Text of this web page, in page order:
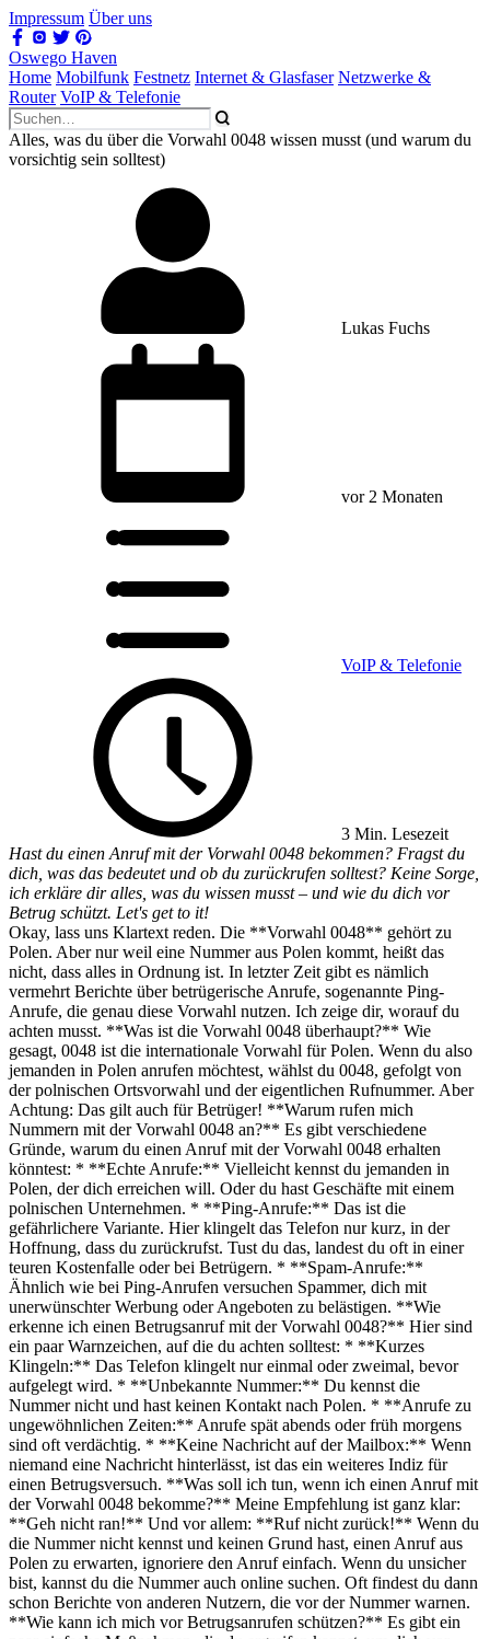
Impressum Über uns
Oswego Haven
Home Mobilfunk Festnetz Internet & Glasfaser Netzwerke &
Router VoIP & Telefonie
Alles, was du über die Vorwahl 0048 wissen musst (und warum du
vorsichtig sein solltest)
Lukas Fuchs
vor 2 Monaten
VoIP & Telefonie
3 Min. Lesezeit
Hast du einen Anruf mit der Vorwahl 0048 bekommen? Fragst du
dich, was das bedeutet und ob du zurückrufen solltest? Keine Sorge,
ich erkläre dir alles, was du wissen musst – und wie du dich vor
Betrug schützt. Let's get to it!
Okay, lass uns Klartext reden. Die **Vorwahl 0048** gehört zu
Polen. Aber nur weil eine Nummer aus Polen kommt, heißt das
nicht, dass alles in Ordnung ist. In letzter Zeit gibt es nämlich
vermehrt Berichte über betrügerische Anrufe, sogenannte Ping-
Anrufe, die genau diese Vorwahl nutzen. Ich zeige dir, worauf du
achten musst. **Was ist die Vorwahl 0048 überhaupt?** Wie
gesagt, 0048 ist die internationale Vorwahl für Polen. Wenn du also
jemanden in Polen anrufen möchtest, wählst du 0048, gefolgt von
der polnischen Ortsvorwahl und der eigentlichen Rufnummer. Aber
Achtung: Das gilt auch für Betrüger! **Warum rufen mich
Nummern mit der Vorwahl 0048 an?** Es gibt verschiedene
Gründe, warum du einen Anruf mit der Vorwahl 0048 erhalten
könntest: * **Echte Anrufe:** Vielleicht kennst du jemanden in
Polen, der dich erreichen will. Oder du hast Geschäfte mit einem
polnischen Unternehmen. * **Ping-Anrufe:** Das ist die
gefährlichere Variante. Hier klingelt das Telefon nur kurz, in der
Hoffnung, dass du zurückrufst. Tust du das, landest du oft in einer
teuren Kostenfalle oder bei Betrügern. * **Spam-Anrufe:**
Ähnlich wie bei Ping-Anrufen versuchen Spammer, dich mit
unerwünschter Werbung oder Angeboten zu belästigen. **Wie
erkenne ich einen Betrugsanruf mit der Vorwahl 0048?** Hier sind
ein paar Warnzeichen, auf die du achten solltest: * **Kurzes
Klingeln:** Das Telefon klingelt nur einmal oder zweimal, bevor
aufgelegt wird. * **Unbekannte Nummer:** Du kennst die
Nummer nicht und hast keinen Kontakt nach Polen. * **Anrufe zu
ungewöhnlichen Zeiten:** Anrufe spät abends oder früh morgens
sind oft verdächtig. * **Keine Nachricht auf der Mailbox:** Wenn
niemand eine Nachricht hinterlässt, ist das ein weiteres Indiz für
einen Betrugsversuch. **Was soll ich tun, wenn ich einen Anruf mit
der Vorwahl 0048 bekomme?** Meine Empfehlung ist ganz klar:
**Geh nicht ran!** Und vor allem: **Ruf nicht zurück!** Wenn du
die Nummer nicht kennst und keinen Grund hast, einen Anruf aus
Polen zu erwarten, ignoriere den Anruf einfach. Wenn du unsicher
bist, kannst du die Nummer auch online suchen. Oft findest du dann
schon Berichte von anderen Nutzern, die vor der Nummer warnen.
**Wie kann ich mich vor Betrugsanrufen schützen?** Es gibt ein